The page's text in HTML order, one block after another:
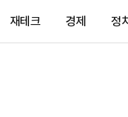
재테크 경제 정치